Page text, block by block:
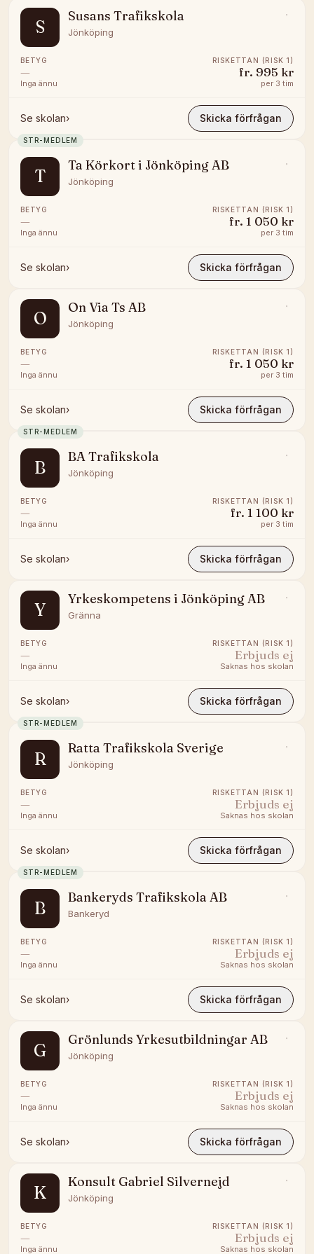
S
Susans Trafikskola
Jönköping
BETYG
—
Inga ännu
RISKETTAN (RISK 1)
fr. 995 kr
per 3 tim
Se skolan› Skicka förfrågan
STR-MEDLEM
T
Ta Körkort i Jönköping AB
Jönköping
BETYG
—
Inga ännu
RISKETTAN (RISK 1)
fr. 1 050 kr
per 3 tim
Se skolan› Skicka förfrågan
O
On Via Ts AB
Jönköping
BETYG
—
Inga ännu
RISKETTAN (RISK 1)
fr. 1 050 kr
per 3 tim
Se skolan› Skicka förfrågan
STR-MEDLEM
B
BA Trafikskola
Jönköping
BETYG
—
Inga ännu
RISKETTAN (RISK 1)
fr. 1 100 kr
per 3 tim
Se skolan› Skicka förfrågan
Y
Yrkeskompetens i Jönköping AB
Gränna
BETYG
—
Inga ännu
RISKETTAN (RISK 1)
Erbjuds ej
Saknas hos skolan
Se skolan› Skicka förfrågan
STR-MEDLEM
R
Ratta Trafikskola Sverige
Jönköping
BETYG
—
Inga ännu
RISKETTAN (RISK 1)
Erbjuds ej
Saknas hos skolan
Se skolan› Skicka förfrågan
STR-MEDLEM
B
Bankeryds Trafikskola AB
Bankeryd
BETYG
—
Inga ännu
RISKETTAN (RISK 1)
Erbjuds ej
Saknas hos skolan
Se skolan› Skicka förfrågan
G
Grönlunds Yrkesutbildningar AB
Jönköping
BETYG
—
Inga ännu
RISKETTAN (RISK 1)
Erbjuds ej
Saknas hos skolan
Se skolan› Skicka förfrågan
K
Konsult Gabriel Silvernejd
Jönköping
BETYG
—
Inga ännu
RISKETTAN (RISK 1)
Erbjuds ej
Saknas hos skolan